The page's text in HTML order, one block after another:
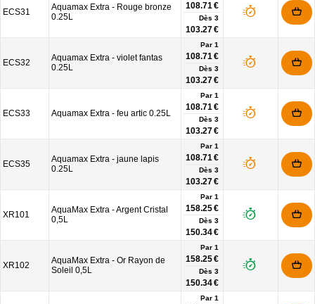
ECS31
Aquamax Extra - Rouge bronze
0.25L
108.71 €
Dès 3
103.27 €
ECS32
Aquamax Extra - violet fantas
0.25L
Par 1
108.71 €
Dès 3
103.27 €
ECS33 Aquamax Extra - feu artic 0.25L
Par 1
108.71 €
Dès 3
103.27 €
ECS35
Aquamax Extra - jaune lapis
0.25L
Par 1
108.71 €
Dès 3
103.27 €
XR101
AquaMax Extra - Argent Cristal
0,5L
Par 1
158.25 €
Dès 3
150.34 €
XR102
AquaMax Extra - Or Rayon de
Soleil 0,5L
Par 1
158.25 €
Dès 3
150.34 €
Par 1